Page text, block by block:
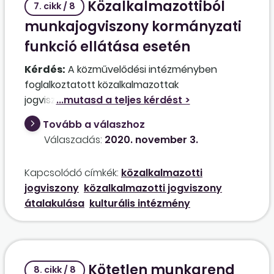
7. cikk / 8
Közalkalmazottiból
munkajogviszony kormányzati
funkció ellátása esetén
Kérdés: A közművelődési intézményben
foglalkoztatott közalkalmazottak
jogviszonyának átalakításával kapcsolatban az
a kérdésem, hogy a "nem önálló
intézményben", hanem a Kjt. 1. §-a és 83/A. §-a
alapján ún. kormányzati funkción
vonatkozik-e az átalakítási kötelezettség, vagy
ők maradnak közalkalmazottak? A Módtv.
hatálya az 1. §-a szerint ugyanis kifejezetten az
önálló költségvetési szervekre terjed ki.
Tovább a válaszhoz
Válaszadás: 2020. november 3.
Kapcsolódó címkék: közalkalmazotti
jogviszony közalkalmazotti jogviszony
átalakulása kulturális intézmény
8. cikk / 8
Kötetlen munkarend